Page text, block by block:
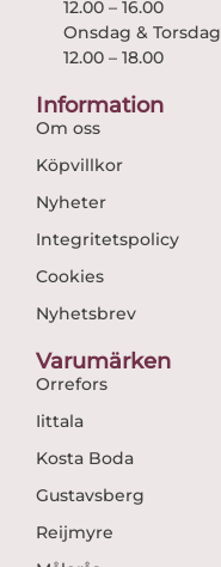
12.00 – 16.00
Onsdag & Torsdag
12.00 – 18.00
Information
Om oss
Köpvillkor
Nyheter
Integritetspolicy
Cookies
Nyhetsbrev
Varumärken
Orrefors
Iittala
Kosta Boda
Gustavsberg
Reijmyre